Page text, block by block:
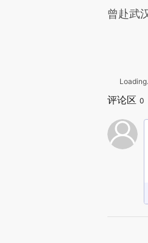
曾赴武
评论区 0